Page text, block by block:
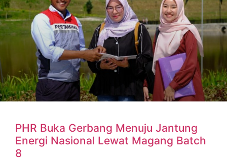
PHR Buka Gerbang Menuju Jantung
Energi Nasional Lewat Magang Batch
8